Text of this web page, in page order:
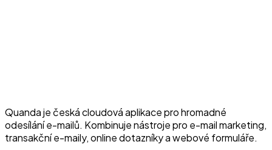
Quanda je česká cloudová aplikace pro hromadné
odesílání e-mailů. Kombinuje nástroje pro e-mail marketing,
transakční e-maily, online dotazníky a webové formuláře.